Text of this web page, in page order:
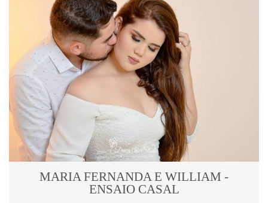
MARIA FERNANDA E WILLIAM -
ENSAIO CASAL